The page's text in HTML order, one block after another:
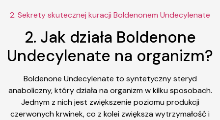
2. Sekrety skutecznej kuracji Boldenonem Undecylenate
2. Jak działa Boldenone
Undecylenate na organizm?
Boldenone Undecylenate to syntetyczny steryd
anaboliczny, który działa na organizm w kilku sposobach.
Jednym z nich jest zwiększenie poziomu produkcji
czerwonych krwinek, co z kolei zwiększa wytrzymałość i